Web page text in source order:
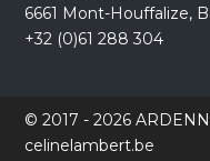
6661 Mont-Houffalize,
+32 (0)61 288 304
© 2017 - 2026
celinelambert.be